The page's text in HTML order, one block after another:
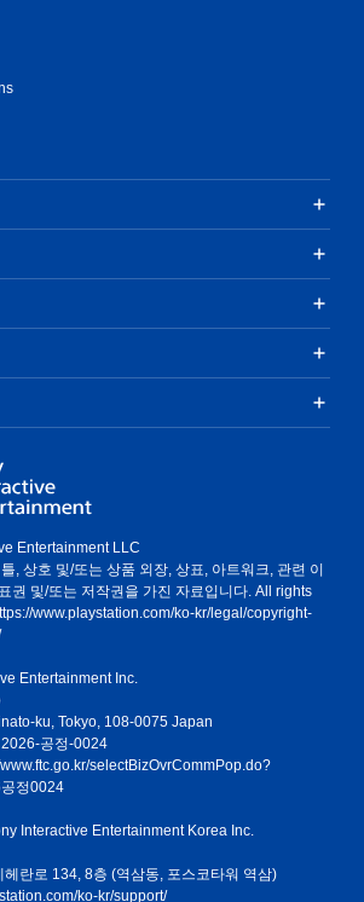
Entertainment LLC
, 상호 및/또는 상품 외장, 상표, 아트워크, 관련 이
권 및/또는 저작권을 가진 자료입니다. All rights
www.playstation.com/ko-kr/legal/copyright-
Entertainment Inc.
ku, Tokyo, 108-0075 Japan
공정-0024
selectBizOvrCommPop.do?
정0024
Interactive Entertainment Korea Inc.
헤란로 134, 8층 (역삼동, 포스코타워 역삼)
ko-kr/support/